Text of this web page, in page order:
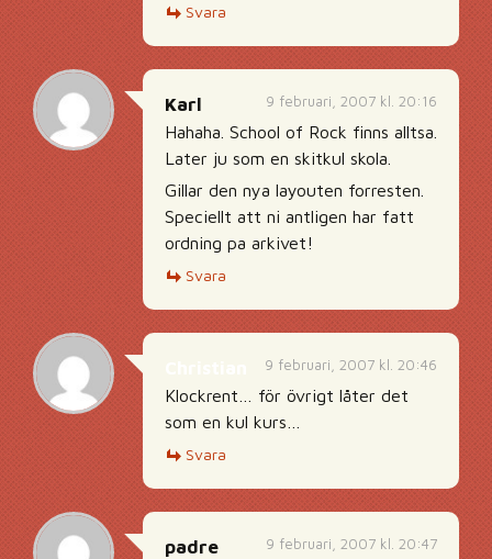
Svara
9 februari, 2007 kl. 20:16
Karl
Hahaha. School of Rock finns alltsa.
Later ju som en skitkul skola.
Gillar den nya layouten forresten.
Speciellt att ni antligen har fatt
ordning pa arkivet!
Svara
9 februari, 2007 kl. 20:46
Klockrent… för övrigt låter det
som en kul kurs…
Svara
9 februari, 2007 kl. 20:47
padre